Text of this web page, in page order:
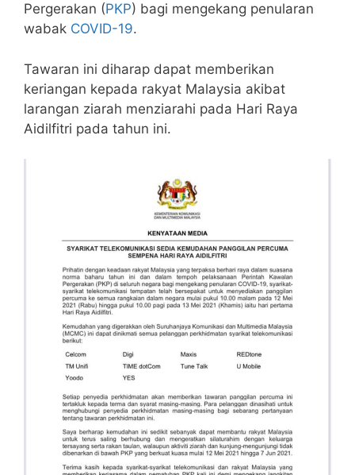
Pergerakan (PKP) bagi mengekang penularan
wabak COVID-19.
Tawaran ini diharap dapat memberikan
keriangan kepada rakyat Malaysia akibat
larangan ziarah menziarahi pada Hari Raya
Aidilfitri pada tahun ini.